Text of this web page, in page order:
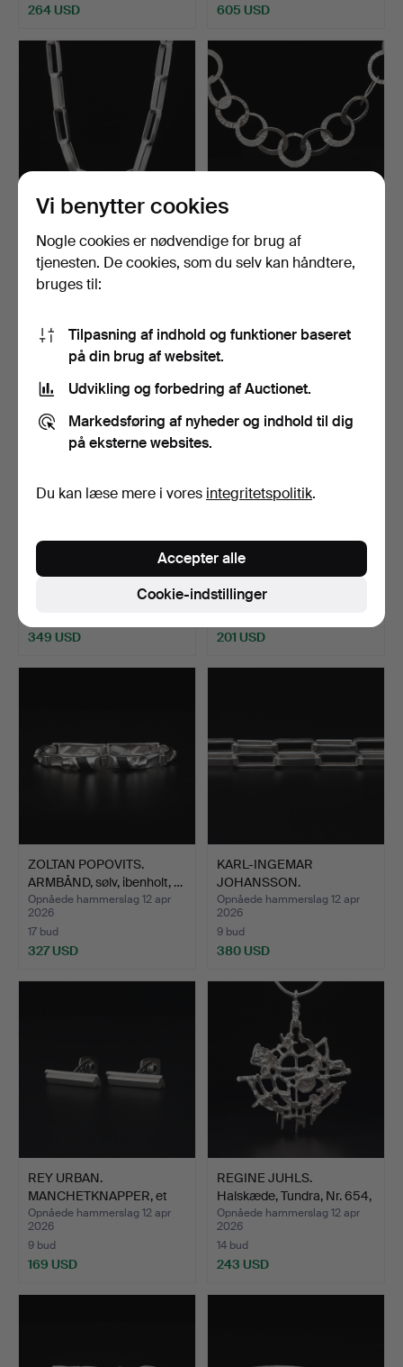
264 USD 605 USD
KARL-INGEMAR
JOHANSSON.
HALSKÆDE, sølv, Gö…
Opnåede hammerslag 12 apr
2026
SVEN-ERIK HÖGBERG.
HALSKÆDE, sølv,
Götebor…
Opnåede hammerslag 12 apr
CECILIA JOHANSSON.
HALSKÆDE, sølv, Karl-In…
Opnåede hammerslag 12 apr
349 USD
MATTI HYVÄRINEN.
HALSKÆDE, sølv, Sirokoru,
…Opnåede hammerslag 12 apr
2026
201 USD
ZOLTAN POPOVITS.
ARMBÅND, sølv, ibenholt, …
Opnåede hammerslag 12 apr
2026
17 bud
327 USD
KARL-INGEMAR
JOHANSSON.
HALSKÆDE, sølv, Gö…
Opnåede hammerslag 12 apr
2026
9 bud
380 USD
REY URBAN.
MANCHETKNAPPER, et
par, sølv, S…
Opnåede hammerslag 12 apr
2026
9 bud
169 USD
REGINE JUHLS.
Halskæde, Tundra, Nr. 654,
s…
Opnåede hammerslag 12 apr
2026
14 bud
243 USD
Vi benytter cookies
Nogle cookies er nødvendige for brug af
tjenesten. De cookies, som du selv kan håndtere,
bruges til:
Tilpasning af indhold og funktioner baseret
på din brug af websitet.
Udvikling og forbedring af Auctionet.
Markedsføring af nyheder og indhold til dig
på eksterne websites.
Du kan læse mere i vores integritetspolitik.
Cookie-indstillinger
Accepter alle